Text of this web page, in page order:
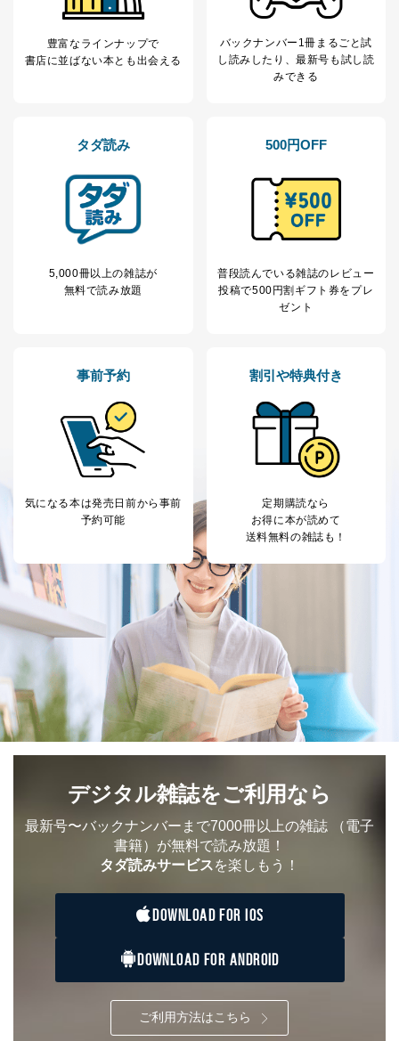
豊富なラインナップで
書店に並ばない本とも出会える
バックナンバー1冊まるごと試
し読み したり、最新号も試し読
みできる
タダ読み
5,000冊以上の雑誌が
無料で読み放題
500円OFF
普段読んでいる雑誌のレビュー
投稿で500円割ギフト券をプレ
ゼント
事前予約
気になる本は発売日前から事前
予約可能
割引や特典付き
定期購読なら
お得に本が読めて
送料無料の雑誌も！
デジタル雑誌をご利用なら
最新号〜バックナンバーまで7000冊以上の雑誌 （電子
書籍）が無料で読み放題！
タダ読みサービスを楽しもう！
DOWNLOAD FOR IOS
DOWNLOAD FOR ANDROID
ご利用方法はこちら